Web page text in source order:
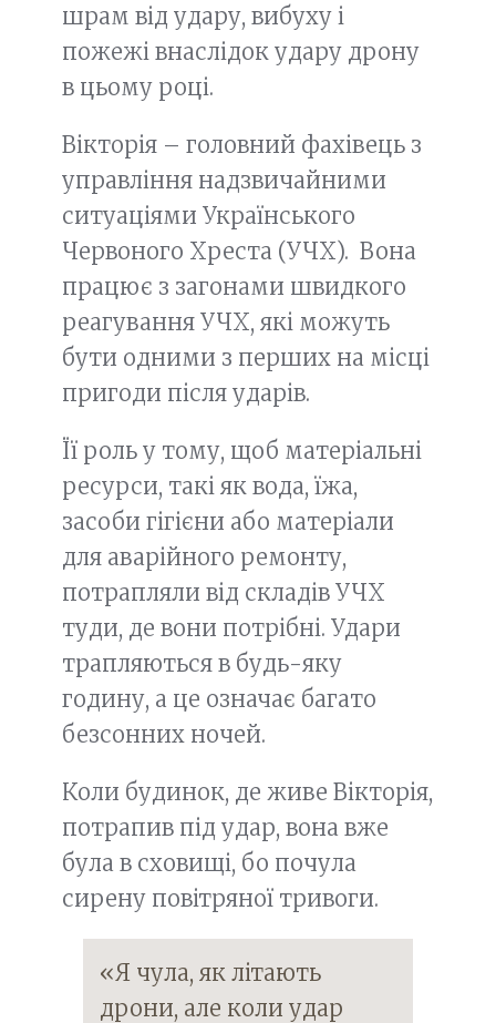
шрам від удару, вибуху і
пожежі внаслідок удару дрону
в цьому році.
Вікторія – головний фахівець з
управління надзвичайними
ситуаціями Українського
Червоного Хреста (УЧХ). Вона
працює з загонами швидкого
реагування УЧХ, які можуть
бути одними з перших на місці
пригоди після ударів.
Її роль у тому, щоб матеріальні
ресурси, такі як вода, їжа,
засоби гігієни або матеріали
для аварійного ремонту,
потрапляли від складів УЧХ
туди, де вони потрібні. Удари
трапляються в будь-яку
годину, а це означає багато
безсонних ночей.
Коли будинок, де живе Вікторія,
потрапив під удар, вона вже
була в сховищі, бо почула
сирену повітряної тривоги.
«Я чула, як літають
дрони, але коли удар